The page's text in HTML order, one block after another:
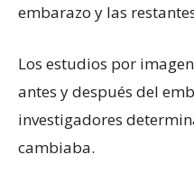
embarazo y las
Los estudios por
antes y después del
investigadores
cambiaba.